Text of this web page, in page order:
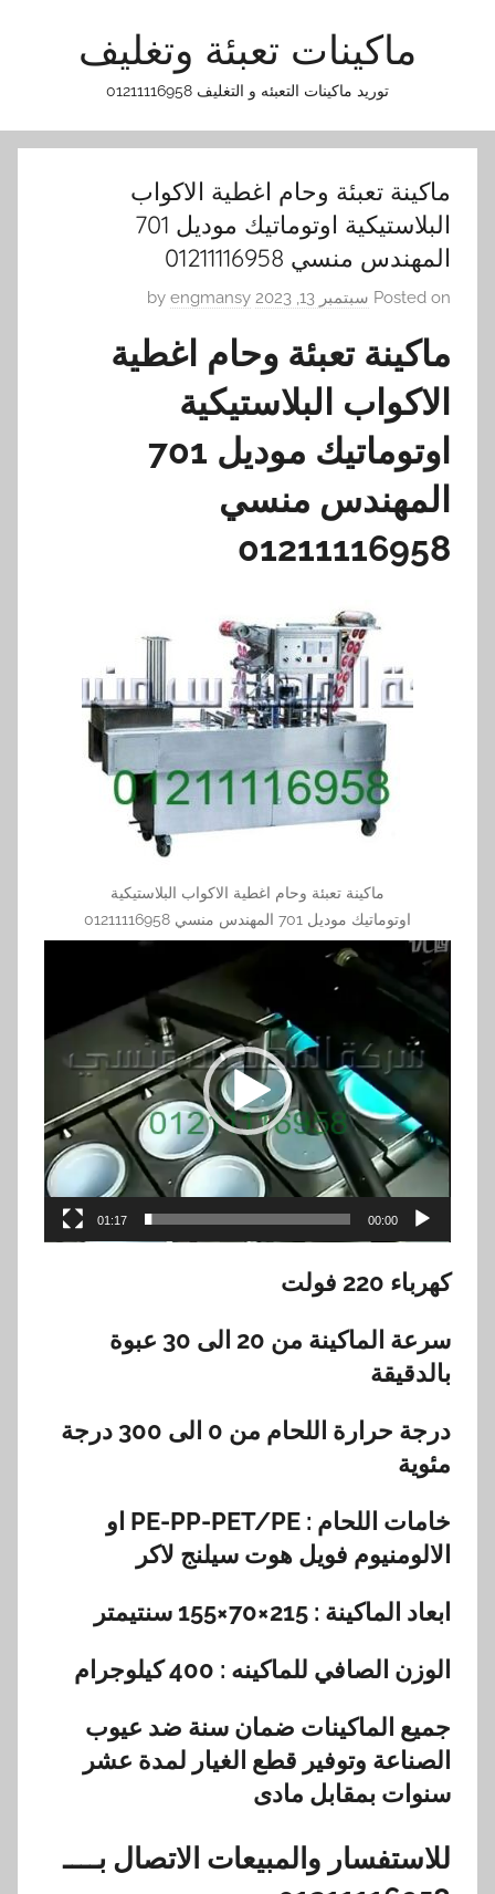
ماكينات تعبئة وتغليف
توريد ماكينات التعبئه و التغليف 01211116958
ماكينة تعبئة وحام اغطية الاكواب
البلاستيكية اوتوماتيك موديل 701
المهندس منسي 01211116958
Posted on سبتمبر 13, 2023 engmansy
ماكينة تعبئة وحام اغطية
الاكواب البلاستيكية
اوتوماتيك موديل 701
المهندس منسي
01211116958
ماكينة تعبئة وحام اغطية الاكواب البلاستيكية
اوتوماتيك موديل 701 المهندس منسي 01211116958
مشغل
الفيديو
00:00
01:17
كهرباء 220 فولت
سرعة الماكينة من 20 الى 30 عبوة
بالدقيقة
درجة حرارة اللحام من 0 الى 300 درجة
مئوية
خامات اللحام : PE-PP-PET/PE او
الالومنيوم فويل هوت سيلنج لاكر
ابعاد الماكينة : 215×70×155 سنتيمتر
الوزن الصافي للماكينه : 400 كيلوجرام
جميع الماكينات ضمان سنة ضد عيوب
الصناعة وتوفير قطع الغيار لمدة عشر
سنوات بمقابل مادى
للاستفسار والمبيعات الاتصال بــــ